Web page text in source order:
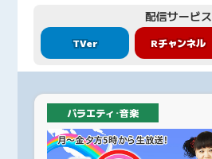
配信サービス
TVer Rチャンネル
バラエティ･音楽